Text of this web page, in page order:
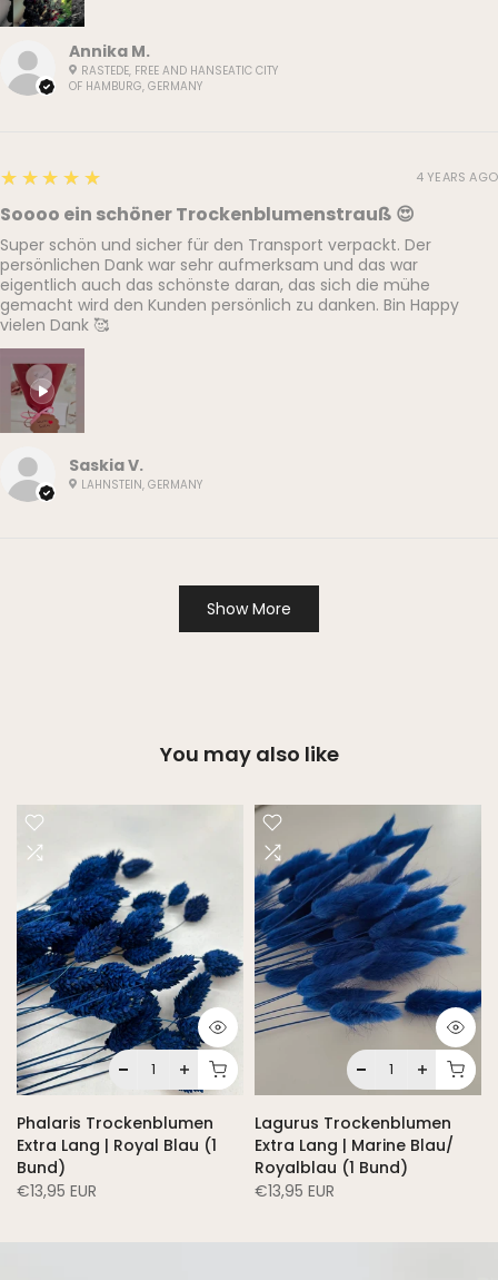
Annika M.
RASTEDE, FREE AND HANSEATIC CITY
OF HAMBURG, GERMANY
Saskia V.
LAHNSTEIN, GERMANY
5
★★★★★
Soooo ein schöner Trockenblumenstrauß 😍
Super schön und sicher für den Transport verpackt. Der
persönlichen Dank war sehr aufmerksam und das war
eigentlich auch das schönste daran, das sich die mühe
gemacht wird den Kunden persönlich zu danken. Bin Happy
vielen Dank 🥰
4 YEARS AGO
Show More
You may also like
Phalaris Trockenblumen
Extra Lang | Royal Blau (1
Bund)
€13,95 EUR
Lagurus Trockenblumen
Extra Lang | Marine Blau/
Royalblau (1 Bund)
€13,95 EUR